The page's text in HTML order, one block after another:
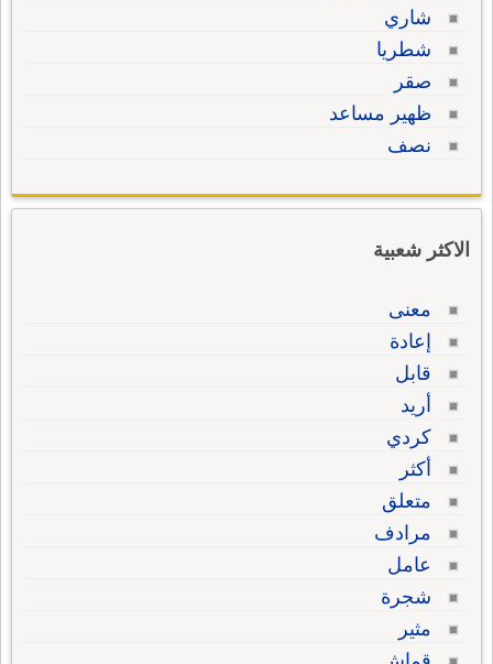
شاري
شطريا
صقر
ظهير مساعد
نصف
الاكثر شعبية
معنى
إعادة
قابل
أريد
كردي
أكثر
متعلق
مرادف
عامل
شجرة
مثير